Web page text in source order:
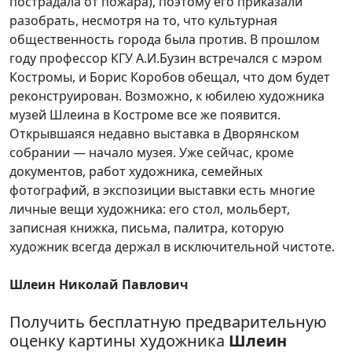
разобрать, несмотря на то, что культурная
общественность города была против. В прошлом
году профессор КГУ А.И.Бузин встречался с мэром
Костромы, и Борис Коробов обещал, что дом будет
реконструирован. Возможно, к юбилею художника
музей Шлеина в Костроме все же появится.
Открывшаяся недавно выставка в Дворянском
собрании — начало музея. Уже сейчас, кроме
документов, работ художника, семейных
фотографий, в экспозиции выставки есть многие
личные вещи художника: его стол, мольберт,
записная книжка, письма, палитра, которую
художник всегда держал в исключительной чистоте.
Шлеин Николай Павлович
Получить бесплатную предварительную
оценку картины художника Шлеин